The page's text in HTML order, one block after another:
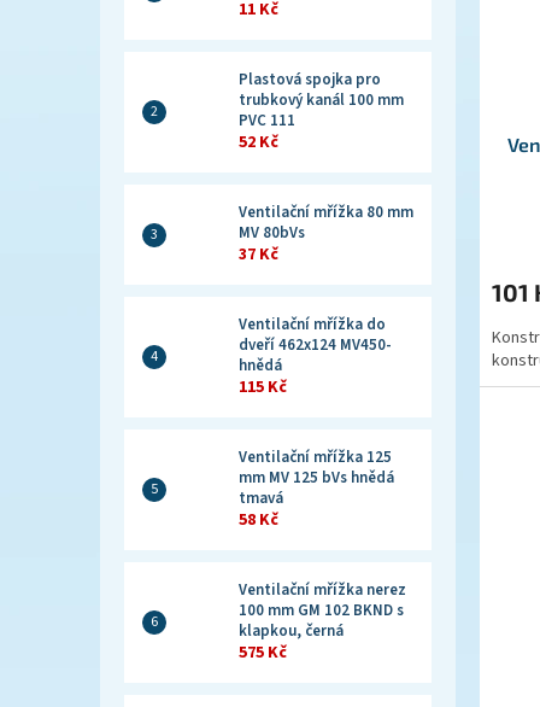
11 Kč
Plastová spojka pro
trubkový kanál 100 mm
PVC 111
52 Kč
Ventilační mřížka 80 mm
MV 80bVs
37 Kč
Ventilační mřížka do
dveří 462x124 MV450-
hnědá
115 Kč
Ventilační mřížka 125
mm MV 125 bVs hnědá
tmavá
58 Kč
Ventilační mřížka nerez
100 mm GM 102 BKND s
klapkou, černá
575 Kč
101